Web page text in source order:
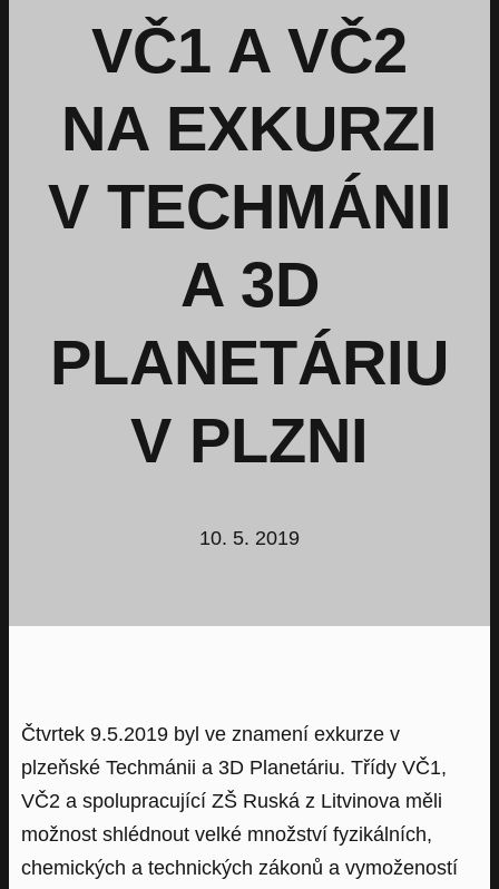
VČ1 A VČ2
NA EXKURZI
V TECHMÁNII
A 3D
PLANETÁRIU
V PLZNI
10. 5. 2019
Čtvrtek 9.5.2019 byl ve znamení exkurze v
plzeňské Techmánii a 3D Planetáriu. Třídy VČ1,
VČ2 a spolupracující ZŠ Ruská z Litvinova měli
možnost shlédnout velké množství fyzikálních,
chemických a technických zákonů a vymožeností